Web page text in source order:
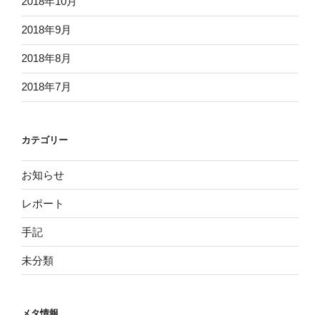
2018年9月
2018年8月
2018年7月
カテゴリー
お知らせ
レポート
手記
未分類